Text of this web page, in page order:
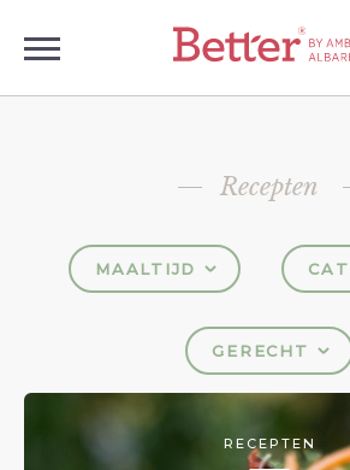
Recepten
MAALTIJD
GERECHT
RECEPTEN